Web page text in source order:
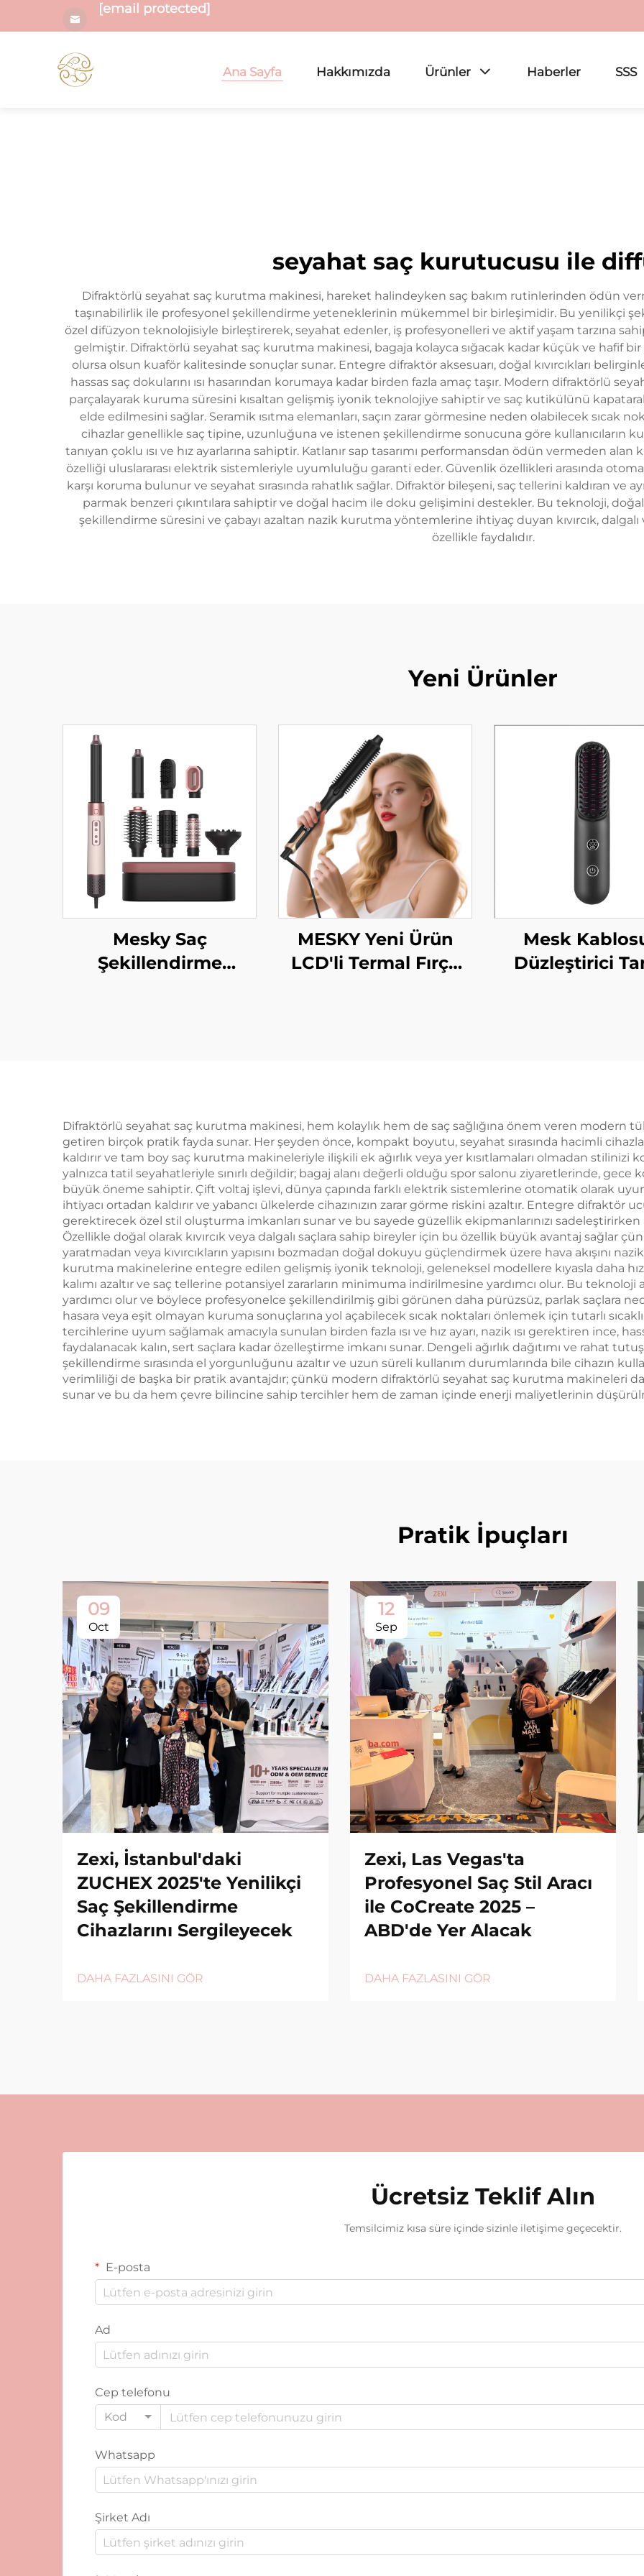
[email protected]
Ana Sayfa Hakkımızda Ürünler Haberler SSS
seyahat saç kurutucusu ile
Difraktörlü seyahat saç kurutma makinesi, hareket halindeyken saç bakım rutinlerinden ödün
taşınabilirlik ile profesyonel şekillendirme yeteneklerinin mükemmel bir birleşimidir. Bu yenilikçi
özel difüzyon teknolojisiyle birleştirerek, seyahat edenler, iş profesyonelleri ve aktif yaşam tarzına
gelmiştir. Difraktörlü seyahat saç kurutma makinesi, bagaja kolayca sığacak kadar küçük ve hafif
olursa olsun kuaför kalitesinde sonuçlar sunar. Entegre difraktör aksesuarı, doğal kıvırcıkları
hassas saç dokularını ısı hasarından korumaya kadar birden fazla amaç taşır. Modern difraktörlü
parçalayarak kuruma süresini kısaltan gelişmiş iyonik teknolojiye sahiptir ve saç kutikülünü
elde edilmesini sağlar. Seramik ısıtma elemanları, saçın zarar görmesine neden olabilecek sıcak
cihazlar genellikle saç tipine, uzunluğuna ve istenen şekillendirme sonucuna göre kullanıcıların
tanıyan çoklu ısı ve hız ayarlarına sahiptir. Katlanır sap tasarımı performansdan ödün vermeden alan
özelliği uluslararası elektrik sistemleriyle uyumluluğu garanti eder. Güvenlik özellikleri arasında
karşı koruma bulunur ve seyahat sırasında rahatlık sağlar. Difraktör bileşeni, saç tellerini kaldıran ve
parmak benzeri çıkıntılara sahiptir ve doğal hacim ile doku gelişimini destekler. Bu teknoloji,
şekillendirme süresini ve çabayı azaltan nazik kurutma yöntemlerine ihtiyaç duyan kıvırcık,
özellikle faydalıdır.
Yeni Ürünler
Mesky Saç
Şekillendirme
Kurutma Makinesi
MESKY Yeni Ürün
LCD'li Termal Fırça
Mesk
Düzleştirici
Difraktörlü seyahat saç kurutma makinesi, hem kolaylık hem de saç sağlığına önem veren modern
getiren birçok pratik fayda sunar. Her şeyden önce, kompakt boyutu, seyahat sırasında hacimli
kaldırır ve tam boy saç kurutma makineleriyle ilişkili ek ağırlık veya yer kısıtlamaları olmadan stilinizi
yalnızca tatil seyahatleriyle sınırlı değildir; bagaj alanı değerli olduğu spor salonu ziyaretlerinde, gece
büyük öneme sahiptir. Çift voltaj işlevi, dünya çapında farklı elektrik sistemlerine otomatik olarak
ihtiyacı ortadan kaldırır ve yabancı ülkelerde cihazınızın zarar görme riskini azaltır. Entegre difraktör
gerektirecek özel stil oluşturma imkanları sunar ve bu sayede güzellik ekipmanlarınızı
Özellikle doğal olarak kıvırcık veya dalgalı saçlara sahip bireyler için bu özellik büyük avantaj sağlar
yaratmadan veya kıvırcıkların yapısını bozmadan doğal dokuyu güçlendirmek üzere hava akışını
kurutma makinelerine entegre edilen gelişmiş iyonik teknoloji, geleneksel modellere kıyasla daha
kalımı azaltır ve saç tellerine potansiyel zararların minimuma indirilmesine yardımcı olur. Bu
yardımcı olur ve böylece profesyonelce şekillendirilmiş gibi görünen daha pürüzsüz, parlak saçlara
hasara veya eşit olmayan kuruma sonuçlarına yol açabilecek sıcak noktaları önlemek için tutarlı
tercihlerine uyum sağlamak amacıyla sunulan birden fazla ısı ve hız ayarı, nazik ısı gerektiren ince,
faydalanacak kalın, sert saçlara kadar özelleştirme imkanı sunar. Dengeli ağırlık dağıtımı ve rahat
şekillendirme sırasında el yorgunluğunu azaltır ve uzun süreli kullanım durumlarında bile cihazın
verimliliği de başka bir pratik avantajdır; çünkü modern difraktörlü seyahat saç kurutma makineleri
sunar ve bu da hem çevre bilincine sahip tercihler hem de zaman içinde enerji maliyetlerinin
Pratik İpuçları
09
Oct
Zexi, İstanbul'daki
ZUCHEX 2025'te Yenilikçi
Saç Şekillendirme
Cihazlarını Sergileyecek
DAHA FAZLASINI GÖR
12
Sep
Zexi, Las Vegas'ta
Profesyonel Saç Stil Aracı
ile CoCreate 2025 –
ABD'de Yer Alacak
DAHA FAZLASINI GÖR
Ücretsiz Teklif Alın
Temsilcimiz kısa süre içinde sizinle iletişime geçecektir.
E-posta
Ad
Cep telefonu
Kod
Whatsapp
Şirket Adı